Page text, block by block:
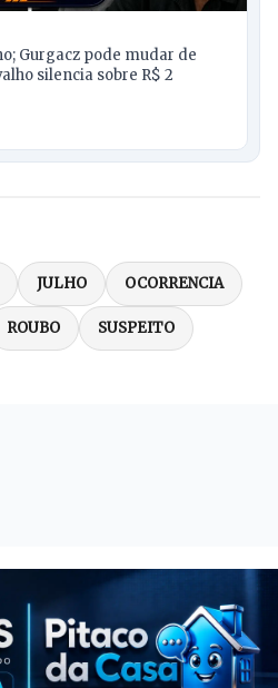
Gurgacz pode mudar de
silencia sobre R$ 2
JULHO OCORRENCIA
ROUBO SUSPEITO